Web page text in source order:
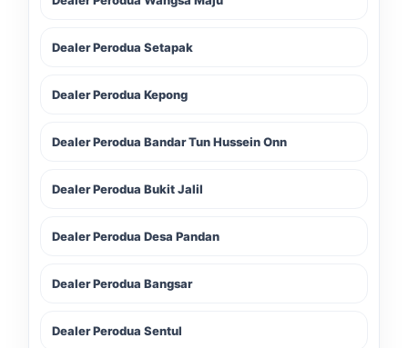
Dealer Perodua Setapak
Dealer Perodua Kepong
Dealer Perodua Bandar Tun Hussein Onn
Dealer Perodua Bukit Jalil
Dealer Perodua Desa Pandan
Dealer Perodua Bangsar
Dealer Perodua Sentul